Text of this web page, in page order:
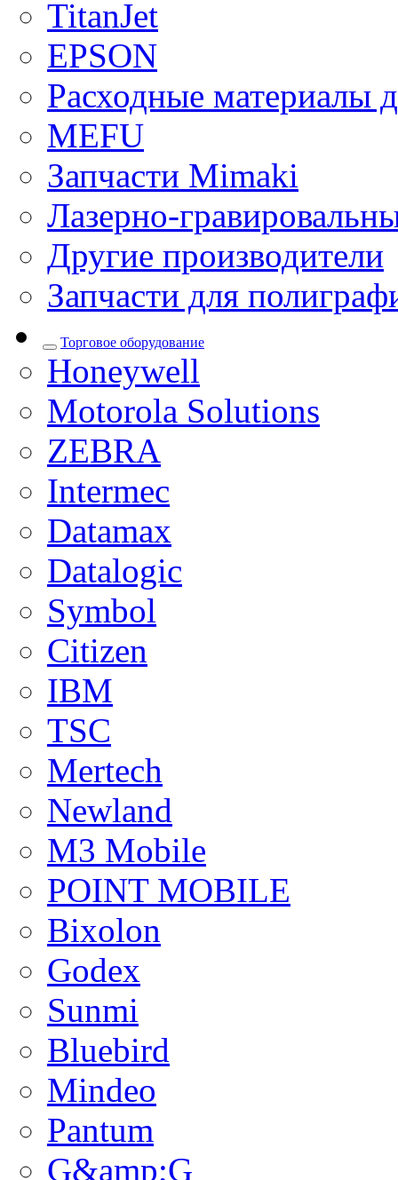
TitanJet
EPSON
Расходные материалы
MEFU
Запчасти Mimaki
Лазерно-
Другие производители
Запчасти для
Торговое оборудование
Honeywell
Motorola Solutions
ZEBRA
Intermec
Datamax
Datalogic
Symbol
Citizen
IBM
TSC
Mertech
Newland
M3 Mobile
POINT MOBILE
Bixolon
Godex
Sunmi
Bluebird
Mindeo
Pantum
G&amp;G